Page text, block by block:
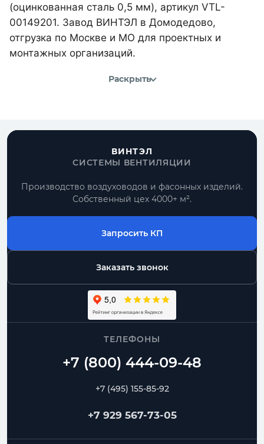
(оцинкованная сталь 0,5 мм), артикул VTL-
00149201. Завод ВИНТЭЛ в Домодедово,
отгрузка по Москве и МО для проектных и
монтажных организаций.
Раскрыть
ВИНТЭЛ
СИСТЕМЫ ВЕНТИЛЯЦИИ
Производство воздуховодов и фасонных изделий.
Собственный цех 4000+ м².
Запросить КП
Заказать звонок
ТЕЛЕФОНЫ
+7 (495) 155-85-92
+7 929 567-73-05